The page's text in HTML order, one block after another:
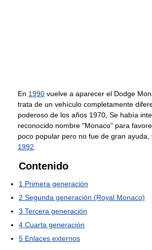
En 1990 vuelve a aparecer el Dodge
trata de un vehículo completamente
poderoso de los años 1970, Se había
reconocido nombre "Monaco" para
poco popular pero no fue de gran ayuda,
1992
Contenido
1 Primera generación
2 Segunda generación (Royal Monaco)
3 Tercera generación
4 Cuarta generación
5 Enlaces externos